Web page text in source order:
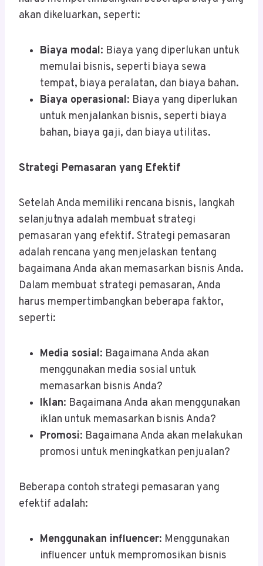
akan dikeluarkan, seperti:
Biaya modal: Biaya yang diperlukan untuk
memulai bisnis, seperti biaya sewa
tempat, biaya peralatan, dan biaya bahan.
Biaya operasional: Biaya yang diperlukan
untuk menjalankan bisnis, seperti biaya
bahan, biaya gaji, dan biaya utilitas.
Strategi Pemasaran yang Efektif
Setelah Anda memiliki rencana bisnis, langkah
selanjutnya adalah membuat strategi
pemasaran yang efektif. Strategi pemasaran
adalah rencana yang menjelaskan tentang
bagaimana Anda akan memasarkan bisnis Anda.
Dalam membuat strategi pemasaran, Anda
harus mempertimbangkan beberapa faktor,
seperti:
Media sosial: Bagaimana Anda akan
menggunakan media sosial untuk
memasarkan bisnis Anda?
Iklan: Bagaimana Anda akan menggunakan
iklan untuk memasarkan bisnis Anda?
Promosi: Bagaimana Anda akan melakukan
promosi untuk meningkatkan penjualan?
Beberapa contoh strategi pemasaran yang
efektif adalah:
Menggunakan influencer: Menggunakan
influencer untuk mempromosikan bisnis